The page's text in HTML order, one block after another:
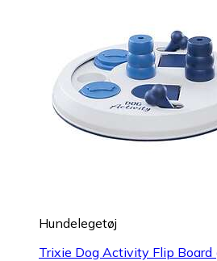
Hundelegetøj
Trixie Dog Activity Flip Board